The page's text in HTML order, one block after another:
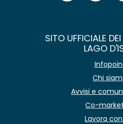
SITO UFFICIALE
LAGO
Chi
Avvisi e
Co-
Lavora